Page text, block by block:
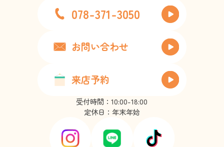
078-371-3050
お問い合わせ
来店予約
受付時間：10:00-18:00
定休日：年末年始